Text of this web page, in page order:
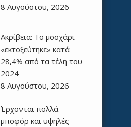
8 Αυγούστου, 2026
Ακρίβεια: Το μοσχάρι
«εκτοξεύτηκε» κατά
28,4% από τα τέλη του
2024
8 Αυγούστου, 2026
Έρχονται πολλά
μποφόρ και υψηλές